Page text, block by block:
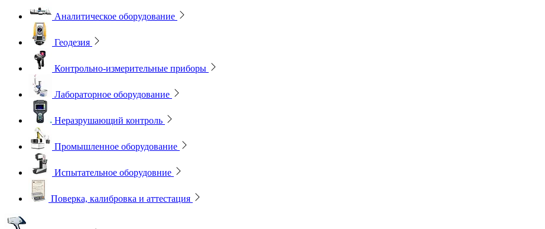
Аналитическое оборудование
Геодезия
Контрольно-измерительные приборы
Лабораторное оборудование
Неразрушающий контроль
Промышленное оборудование
Испытательное оборудовние
Поверка, калибровка и аттестация